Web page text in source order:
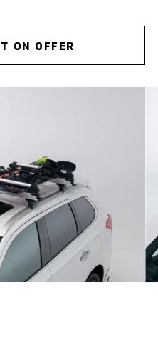
ON OFFER